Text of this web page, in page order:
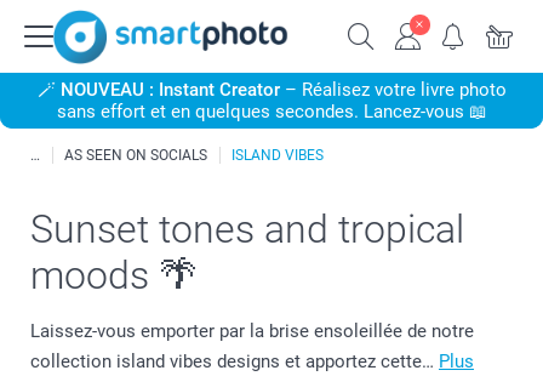
🪄 NOUVEAU : Instant Creator– Réalisez votre livre photo
sans effort et en quelques secondes. Lancez-vous 📖
AS SEEN ON SOCIALS ISLAND VIBES
Sunset tones and tropical
moods 🌴
Laissez-vous emporter par la brise ensoleillée de notre
collection island vibes designs et apportez cette… Plus